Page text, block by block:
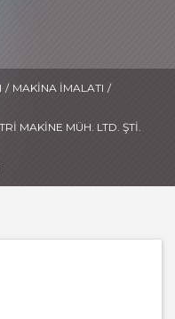
/ MAKINA İMALATI /
MAKINE MÜH. LTD. ŞTI.